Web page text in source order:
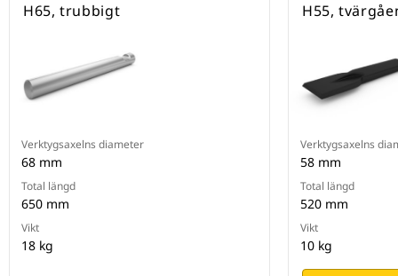
H65, trubbigt
Verktygsaxelns diameter
68 mm
Total längd
650 mm
Vikt
18 kg
H55,
Verktygsaxelns
58 mm
Total längd
520 mm
Vikt
10 kg